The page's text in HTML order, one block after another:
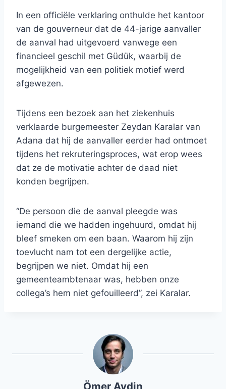
In een officiële verklaring onthulde het kantoor
van de gouverneur dat de 44-jarige aanvaller
de aanval had uitgevoerd vanwege een
financieel geschil met Güdük, waarbij de
mogelijkheid van een politiek motief werd
afgewezen.
Tijdens een bezoek aan het ziekenhuis
verklaarde burgemeester Zeydan Karalar van
Adana dat hij de aanvaller eerder had ontmoet
tijdens het rekruteringsproces, wat erop wees
dat ze de motivatie achter de daad niet
konden begrijpen.
“De persoon die de aanval pleegde was
iemand die we hadden ingehuurd, omdat hij
bleef smeken om een ​​baan. Waarom hij zijn
toevlucht nam tot een dergelijke actie,
begrijpen we niet. Omdat hij een
gemeenteambtenaar was, hebben onze
collega’s hem niet gefouilleerd”, zei Karalar.
Ömer Aydin